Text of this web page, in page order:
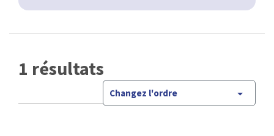
1 résultats
Changez l'ordre